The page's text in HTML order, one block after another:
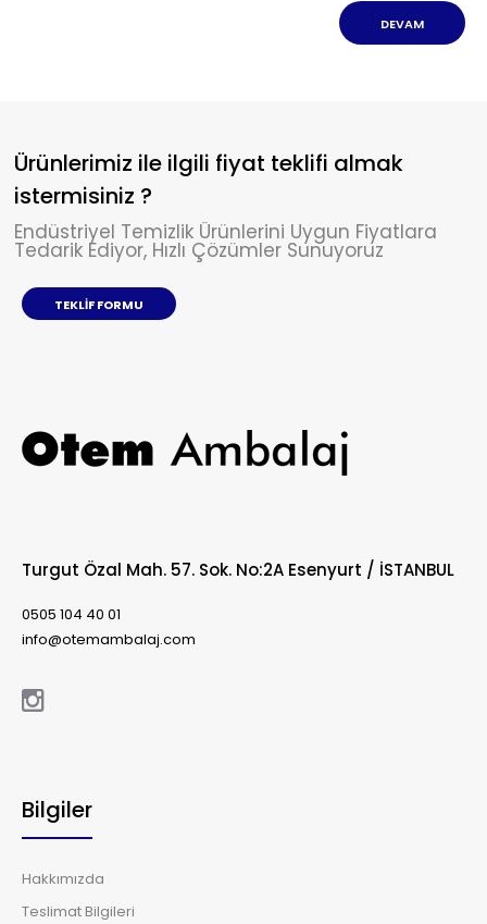
DEVAM
Ürünlerimiz ile ilgili fiyat teklifi almak
istermisiniz ?
Endüstriyel Temizlik Ürünlerini Uygun Fiyatlara
Tedarik Ediyor, Hızlı Çözümler Sunuyoruz
TEKLIF FORMU
Turgut Özal Mah. 57. Sok. No:2A Esenyurt / İSTANBUL
0505 104 40 01
info@otemambalaj.com
Bilgiler
Hakkımızda
Teslimat Bilgileri